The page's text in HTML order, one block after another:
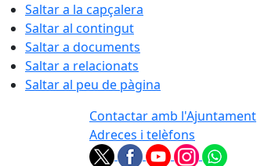
Saltar a la capçalera
Saltar al contingut
Saltar a documents
Saltar a relacionats
Saltar al peu de pàgina
Contactar amb l'Ajuntament
Adreces i telèfons